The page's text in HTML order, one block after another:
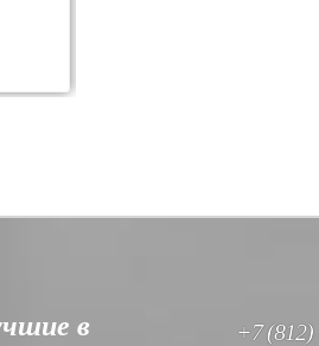
в
+7 (812)